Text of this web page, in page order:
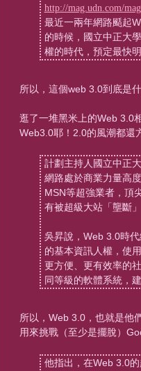
http://mag.udn.com/
最近一兩年網路颳起
的時候，國立中正大
權的時代，預定最快明
所以，這個web 3.0到底是
逛了一堆黑米上的Web 3.0
Web3.0耶！2.0的風潮都還
計劃主持人國立中正
網路處於商業力量高
MSN等超強業者，頂
有被超級大站「壟斷」
吳昇說，Web 3.0時
的基本資訊人權，使
更方便、更有效率的
同等級的軟體系統，
所以，Web 3.0，也就是他
用來挑戰（至少是擺脫）
他指出，在Web 3.0